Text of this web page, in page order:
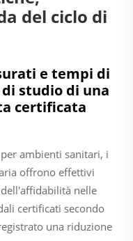
del ciclo di
e tempi di
studio di una
certificata
ambienti sanitari, i
offrono effettivi
nelle
certificati secondo
una riduzione